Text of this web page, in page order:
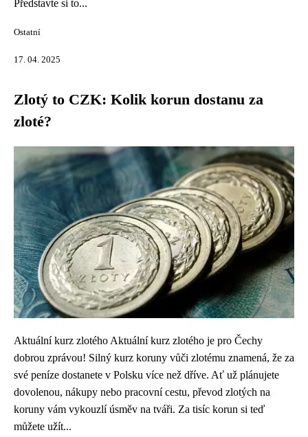
Představte si to...
Ostatní
17. 04. 2025
Zlotý to CZK: Kolik korun dostanu za
zloté?
Aktuální kurz zlotého Aktuální kurz zlotého je pro Čechy
dobrou zprávou! Silný kurz koruny vůči zlotému znamená, že za
své peníze dostanete v Polsku více než dříve. Ať už plánujete
dovolenou, nákupy nebo pracovní cestu, převod zlotých na
koruny vám vykouzlí úsměv na tváři. Za tisíc korun si teď
můžete užít...